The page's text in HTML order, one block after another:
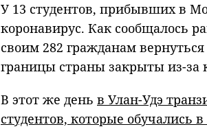
У 13 студентов, прибывших в
коронавирус. Как сообщалось
своим 282 гражданам
границы страны закрыты из-за
В этот же день в Улан-Удэ
студентов, которые обучались